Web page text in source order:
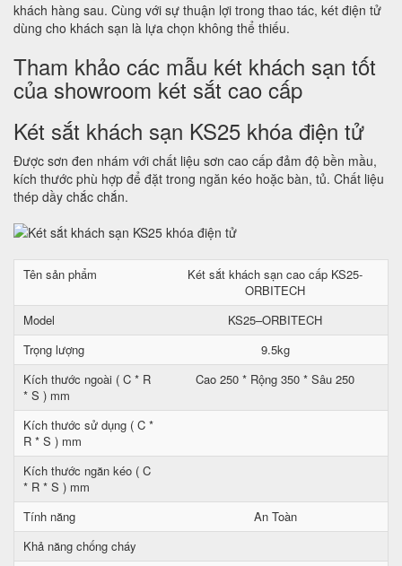
khách hàng sau. Cùng với sự thuận lợi trong thao tác, két điện tử
dùng cho khách sạn là lựa chọn không thể thiếu.
Tham khảo các mẫu két khách sạn tốt
của showroom két sắt cao cấp
Két sắt khách sạn KS25 khóa điện tử
Được sơn đen nhám với chất liệu sơn cao cấp đảm độ bền mầu,
kích thước phù hợp để đặt trong ngăn kéo hoặc bàn, tủ. Chất liệu
thép dầy chắc chắn.
Tên sản phẩm
Két sắt khách sạn cao cấp KS25-
ORBITECH
Model
KS25–ORBITECH
Trọng lượng
9.5kg
Kích thước ngoài ( C * R
* S ) mm
Cao 250 * Rộng 350 * Sâu 250
Kích thước sử dụng ( C *
R * S ) mm
Kích thước ngăn kéo ( C
* R * S ) mm
Tính năng
An Toàn
Khả năng chống cháy